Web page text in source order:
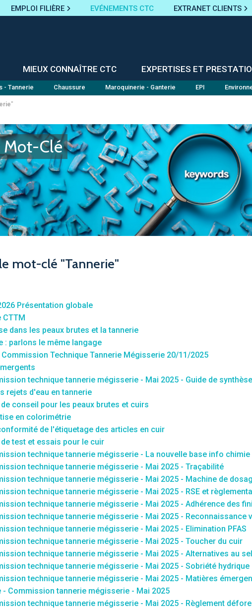
EMPLOI FILIÈRE EVÉNEMENTS CTC EXTRANET CLIENTS
MIEUX CONNAÎTRE CTC EXPERTISES ET
- Tannerie Chaussure Maroquinerie - Ganterie EPI
"
Mot-Clé
mot-clé "Tannerie"
Présentation globale
dans les peaux brutes et la tannerie
: parlons le même langage
Commission Technique Tannerie Mégisserie 20/11/2025
technique tannerie mégisserie - Mai 2025 - Guide de
rejets d'eau en tannerie
conseil pour les peaux brutes et cuirs
en colorimétrie
de l'étiquetage des articles en cuir
test et essais pour le cuir
technique tannerie mégisserie - La nouvelle base info chimie
technique tannerie mégisserie - Mai 2025 - Traçabilité
technique tannerie mégisserie - Mai 2025 - Machine de
technique tannerie mégisserie - Mai 2025 - RSE et
technique tannerie mégisserie - Mai 2025 - Adhérence des
technique tannerie mégisserie - Mai 2025 - Reconnaissance
technique tannerie mégisserie - Mai 2025 - Elimination PFAS
technique tannerie mégisserie - Mai 2025 - Toucher du cuir
technique tannerie mégisserie - Mai 2025 - Alternatives au
technique tannerie mégisserie - Mai 2025 - Sobriété hydrique
technique tannerie mégisserie - Mai 2025 - Matières
- Commission tannerie mégisserie - Mai 2025
technique tannerie mégisserie - Mai 2025 - Règlement